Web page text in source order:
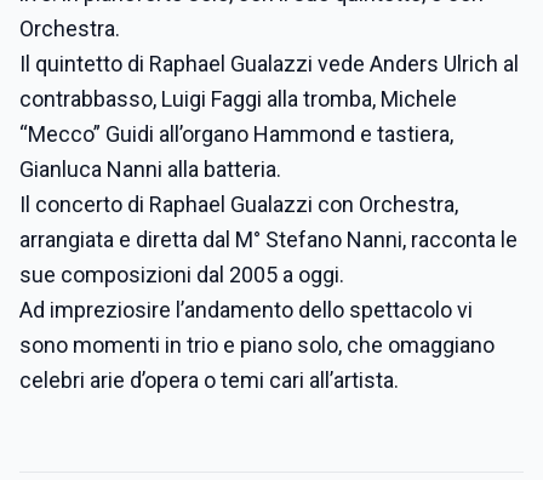
Orchestra.
Il quintetto di Raphael Gualazzi vede Anders Ulrich al
contrabbasso, Luigi Faggi alla tromba, Michele
“Mecco” Guidi all’organo Hammond e tastiera,
Gianluca Nanni alla batteria.
Il concerto di Raphael Gualazzi con Orchestra,
arrangiata e diretta dal M° Stefano Nanni, racconta le
sue composizioni dal 2005 a oggi.
Ad impreziosire l’andamento dello spettacolo vi
sono momenti in trio e piano solo, che omaggiano
celebri arie d’opera o temi cari all’artista.